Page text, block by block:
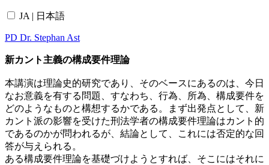
JA | 日本語
PD Dr. Stephan Ast
新カント主義の構成要件理論
本講演は理論史的研究であり、そのベースにあるのは、今日
なお意義を有する問題、すなわち、行為、所為、構成要件を
どのようなものと構想するかである。まず出発点として、新
カント派の影響を受けた刑法学者の構成要件理論はカント的
であるのかが問われるが、結論として、これには否定的な回
答が与えられる。
ある構成要件理論を基礎づけようとすれば、そこにはそれに